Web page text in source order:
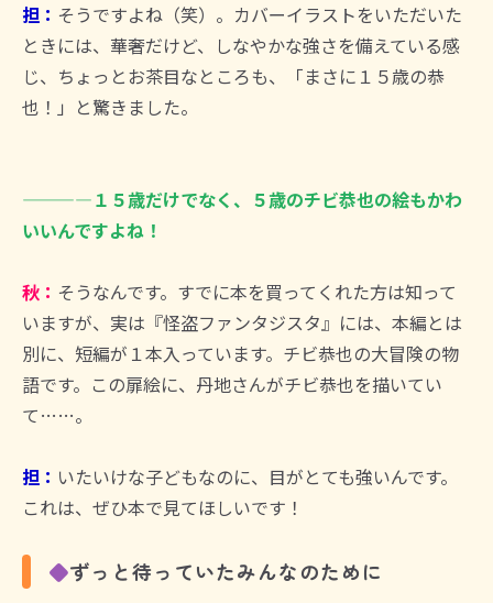
担： そうですよね（笑）。カバーイラストをいただいた
ときには、華奢だけど、しなやかな強さを備えている感
じ、ちょっとお茶目なところも、「まさに１５歳の恭
也！」と驚きました。
――――１５歳だけでなく、５歳のチビ恭也の絵もかわ
いいんですよね！
秋： そうなんです。すでに本を買ってくれた方は知って
いますが、実は『怪盗ファンタジスタ』には、本編とは
別に、短編が１本入っています。チビ恭也の大冒険の物
語です。この扉絵に、丹地さんがチビ恭也を描いてい
て……。
担： いたいけな子どもなのに、目がとても強いんです。
これは、ぜひ本で見てほしいです！
◆ずっと待っていたみんなのために